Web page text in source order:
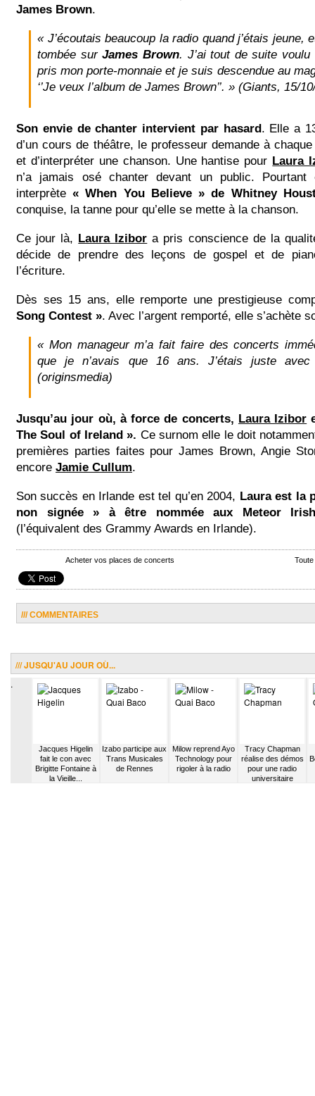
James Brown.
« J’écoutais beaucoup la radio quand j’étais jeune,
tombée surJames Brown. J’ai tout de suite voulu
pris mon porte-monnaie et je suis descendue au
‘’Je veux l’album de James Brown’’. » (Giants, 15/
Son envie de chanter intervient par hasard. Elle a
d’un cours de théâtre, le professeur demande à
et d’interpréter une chanson. Une hantise pour Laura
n’a jamais osé chanter devant un public. Pourtant
interprète« When You Believe » de Whitney
conquise, la tanne pour qu’elle se mette à la chanson.
Ce jour là, Laura Izibor a pris conscience de la
décide de prendre des leçons de gospel et de
l’écriture.
Dès ses 15 ans, elle remporte une prestigieuse
Song Contest ». Avec l’argent remporté, elle s’achète
« Mon manageur m’a fait faire des concerts
que je n’avais que 16 ans. J’étais juste
(originsmedia)
Jusqu’au jour où, à force de concerts, Laura Izibor
The Soul of Ireland ». Ce surnom elle le doit
premières parties faites pour James Brown, Angie
encore Jamie Cullum.
Son succès en Irlande est tel qu’en 2004, Laura est la
non signée » à être nommée aux Meteor
(l’équivalent des Grammy Awards en Irlande).
Acheter vos places de concerts
/// COMMENTAIRES
/// JUSQU'AU JOUR OÙ...
.
Jacques Higelin
fait le con avec
Brigitte Fontaine à
la Vieille...
Izabo participe aux
Trans Musicales
de Rennes
Milow reprend Ayo
Technology pour
rigoler à la radio
Tracy Chapman
réalise des démos
pour une radio
universitaire